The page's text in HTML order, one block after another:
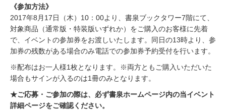
《参加方法》
2017年8月17日（木）10：00より、書泉ブックタワー7階にて、
対象商品（通常版・特装版いずれか）をご購入のお客様に先着
で、イベントの参加券をお渡しいたします。同日の13時より、参
加券の残数がある場合のみ電話での参加券予約受付を行います。
※配布はお一人様1枚となります。※両方ともご購入いただいた
場合もサインが入るのは1冊のみとなります。
★ご応募・ご参加の際は、必ず書泉ホームページ内の当イベント
詳細ページをご確認ください。